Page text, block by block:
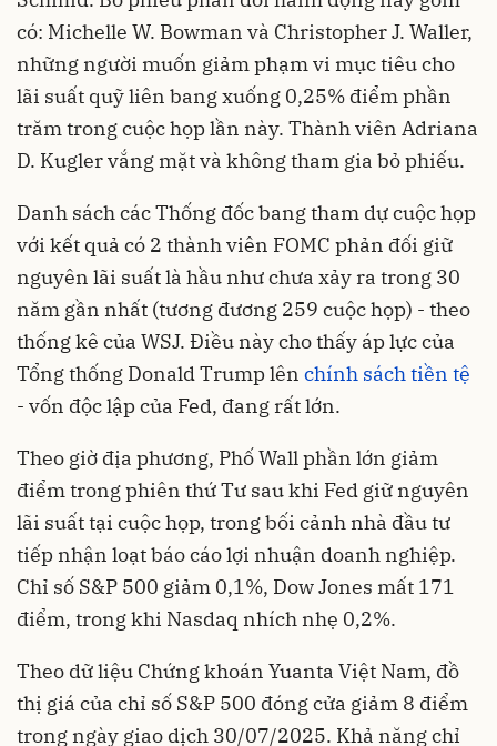
có: Michelle W. Bowman và Christopher J. Waller,
những người muốn giảm phạm vi mục tiêu cho
lãi suất quỹ liên bang xuống 0,25% điểm phần
trăm trong cuộc họp lần này. Thành viên Adriana
D. Kugler vắng mặt và không tham gia bỏ phiếu.
Danh sách các Thống đốc bang tham dự cuộc họp
với kết quả có 2 thành viên FOMC phản đối giữ
nguyên lãi suất là hầu như chưa xảy ra trong 30
năm gần nhất (tương đương 259 cuộc họp) - theo
thống kê của WSJ. Điều này cho thấy áp lực của
Tổng thống Donald Trump lên chính sách tiền tệ
- vốn độc lập của Fed, đang rất lớn.
Theo giờ địa phương, Phố Wall phần lớn giảm
điểm trong phiên thứ Tư sau khi Fed giữ nguyên
lãi suất tại cuộc họp, trong bối cảnh nhà đầu tư
tiếp nhận loạt báo cáo lợi nhuận doanh nghiệp.
Chỉ số S&P 500 giảm 0,1%, Dow Jones mất 171
điểm, trong khi Nasdaq nhích nhẹ 0,2%.
Theo dữ liệu Chứng khoán Yuanta Việt Nam, đồ
thị giá của chỉ số S&P 500 đóng cửa giảm 8 điểm
trong ngày giao dịch 30/07/2025. Khả năng chỉ